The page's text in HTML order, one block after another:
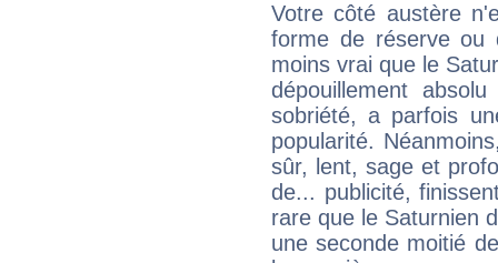
Votre côté austère
forme de réserve
moins vrai que le
dépouillement
sobriété, a parfois
popularité.
sûr, lent, sage et
de... publicité,
rare que le Saturnien
une seconde moitié